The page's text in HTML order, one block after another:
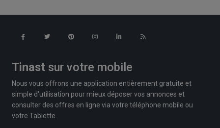
Tinast sur votre mobile
Nous vous offrons une application entièrement gratuite et
simple d'utilisation pour mieux déposer vos annonces et
consulter des offres en ligne via votre téléphone mobile ou
votre Tablette.